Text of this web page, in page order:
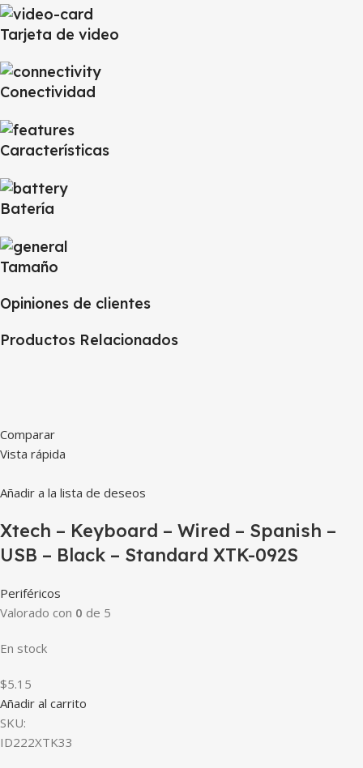
Tarjeta de video
Conectividad
Características
Batería
Tamaño
Opiniones de clientes
Productos Relacionados
Comparar
Vista rápida
Añadir a la lista de deseos
Xtech – Keyboard – Wired – Spanish –
USB – Black – Standard XTK-092S
Periféricos
Valorado con 0 de 5
En stock
$5.15
Añadir al carrito
SKU:
ID222XTK33